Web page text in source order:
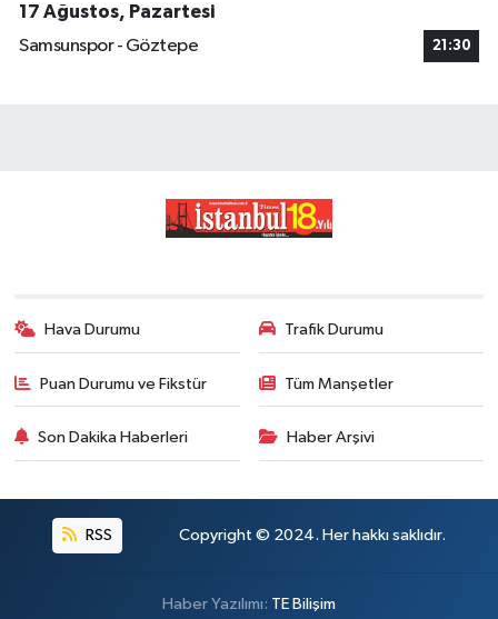
17 Ağustos, Pazartesi
Samsunspor - Göztepe
21:30
Hava Durumu Trafik Durumu
Puan Durumu ve Fikstür Tüm Manşetler
Son Dakika Haberleri Haber Arşivi
RSS Copyright © 2024. Her hakkı saklıdır.
Haber Yazılımı: TE Bilişim